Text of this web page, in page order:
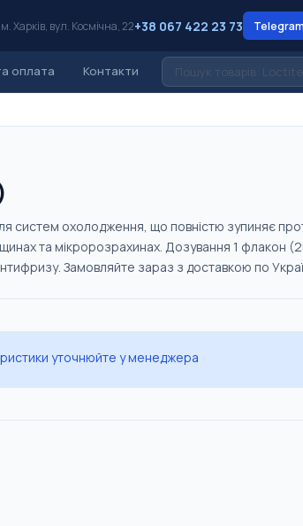
м. Харків, вул. Космічна, 22+38 067 422 23 73 Telegram
оплата Контакти
систем охолодження, що повністю зупиняє
та мікророзрахинах. Дозування 1 флакон
Замовляйте зараз з доставкою по
уточнюйте у менеджера